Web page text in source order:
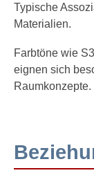
Typische
Materialien.
Farbtöne wie
eignen sich
Raumkonzepte.